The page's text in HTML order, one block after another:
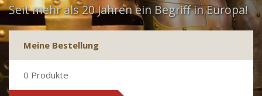
Seit mehr als 20 Jahren ein Begriff in Europa!
Meine Bestellung
0 Produkte